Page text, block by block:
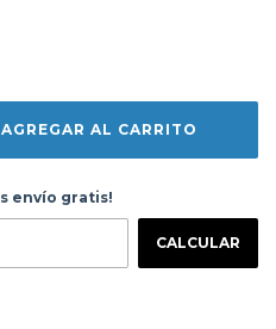
ytenés envío gratis!
CAMBIAR CP
envío gratis!
CALCULAR